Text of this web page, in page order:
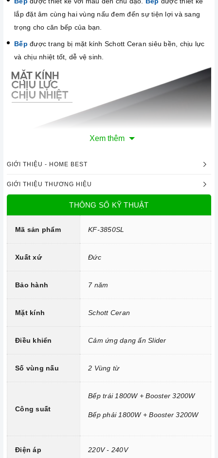
lắp đặt âm cùng hai vùng nấu đem đến sự tiện lợi và sang
trọng cho căn bếp của bạn.
Bếp được trang bị mặt kính Schott Ceran siêu bền, chịu lực
và chịu nhiệt tốt, dễ vệ sinh.
Mặt kính Schott Ceran chịu lực, chịu nhiệt
Công nghệ hiện đại
Bo mạch IGBT SIMENS Made in Germany.
Đầu đốt EGO Made in Germany.
Công nghệ biến tần INVERTER tiết kiệm 40% điện năng.
Trang bị 9 dải công suất nấu.
Công nghệ hiện đại
Tính năng vượt trội
Xem thêm
GIỚI THIỆU - HOME BEST
GIỚI THIỆU THƯƠNG HIỆU
THÔNG SỐ KỸ THUẬT
Mã sản phẩm KF-3850SL
Xuất xứ Đức
Bảo hành 7 năm
Mặt kính Schott Ceran
Điều khiển Cảm ứng dạng ấn Slider
Số vùng nấu 2 Vùng từ
Công suất
Bếp trái 1800W + Booster 3200W
Bếp phải 1800W + Booster 3200W
Điện áp 220V - 240V